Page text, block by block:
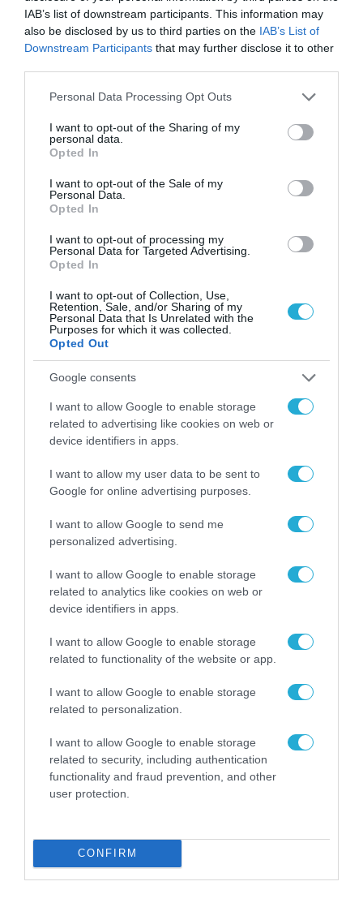
IAB’s list of downstream participants. This information may
also be disclosed by us to third parties on the IAB’s List of
Downstream Participants that may further disclose it to other
Please note that this website/app uses one or more Google
not limited to your visit or usage behaviour. You may click to
grant or deny consent to Google and its third-party tags to
use your data for below specified purposes in below Google
consent section.
Personal Data Processing Opt Outs
I want to opt-out of the Sharing of my
personal data.
Opted In
I want to opt-out of the Sale of my
Personal Data.
Opted In
I want to opt-out of processing my
Personal Data for Targeted Advertising.
Opted In
I want to opt-out of Collection, Use,
Retention, Sale, and/or Sharing of my
Personal Data that Is Unrelated with the
Purposes for which it was collected.
Opted Out
Google consents
I want to allow Google to enable storage
related to advertising like cookies on web or
device identifiers in apps.
I want to allow my user data to be sent to
Google for online advertising purposes.
I want to allow Google to send me
personalized advertising.
I want to allow Google to enable storage
related to analytics like cookies on web or
device identifiers in apps.
I want to allow Google to enable storage
related to functionality of the website or app.
I want to allow Google to enable storage
related to personalization.
I want to allow Google to enable storage
related to security, including authentication
functionality and fraud prevention, and other
user protection.
CONFIRM
ΡΟΗ ΕΙΔΗΣΕΩΝ
Το χρηματοδοτούμενο
από την ΕΕ έργο “The
Gaming Police”
ενισχύει την ασφάλεια
των παιδιών στο
διαδίκτυο
31.07.2026
για τα πρόστιμα σε
παραβάσεις που
αφορούν τους ΦΗΜ
Σ. Καλαφάτης: «Η
Τεχνητή Νοημοσύνη
δεν είναι απλώς μια
νέα τεχνολογία, είναι
μια νέα βιομηχανική
επανάσταση»
31.07.2026
Νέος οδηγός του ΕΚΤ
των ελληνικών
επιχειρήσεων στον
χώρο της άμυνας
31.07.2026
Η πιο ταξιδιάρικη
καλοκαιριού έχει την
υπογραφή της Xiaomi
31.07.2026
ΟΛΗ Η ΡΟΗ ΕΙΔΗΣΕΩΝ